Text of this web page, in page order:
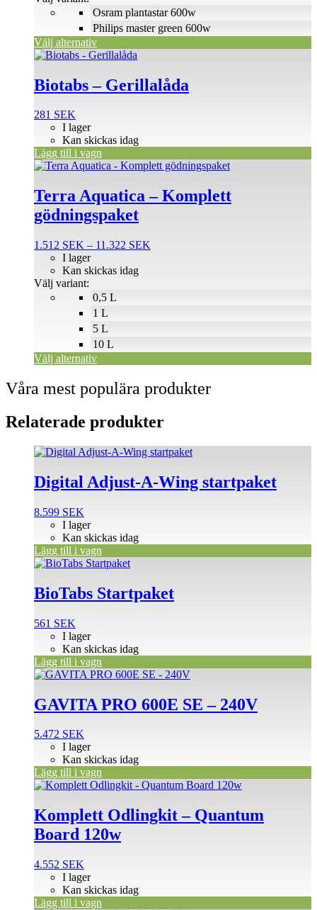
Osram plantastar 600w
Philips master green 600w
Välj alternativ
väljas
produktsidan
Biotabs – Gerillalåda
281 SEK
I lager
Kan skickas idag
Lägg till i vagn
Terra Aquatica – Komplett
gödningspaket
1.512 SEK – 11.322 SEK
0,5 L
1 L
5 L
10 L
I lager
Kan skickas idag
Välj variant:
Välj alternativ
Den
produkten
har
flera
De
olika
alternativen
kan
väljas
produktsidan
Våra mest populära produkter
Relaterade produkter
Digital Adjust-A-Wing startpaket
8.599 SEK
I lager
Kan skickas idag
Lägg till i vagn
BioTabs Startpaket
561 SEK
I lager
Kan skickas idag
Lägg till i vagn
GAVITA PRO 600E SE – 240V
5.472 SEK
I lager
Kan skickas idag
Lägg till i vagn
Komplett Odlingkit – Quantum
Board 120w
4.552 SEK
I lager
Kan skickas idag
Lägg till i vagn